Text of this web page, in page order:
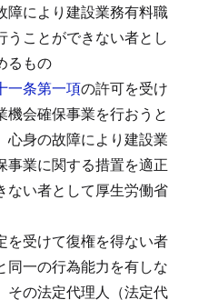
障により建設業務有料職
うことができない者とし
るもの
一条第一項の許可を受け
機会確保事業を行おうと
心身の故障により建設業
事業に関する措置を適正
ない者として厚生労働省
を受けて復権を得ない者
同一の行為能力を有しな
その法定代理人（法定代